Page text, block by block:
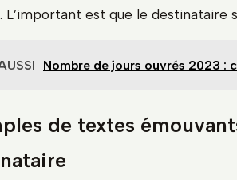
L’important est que le destinataire
Nombre de jours ouvrés 2023 :
de textes